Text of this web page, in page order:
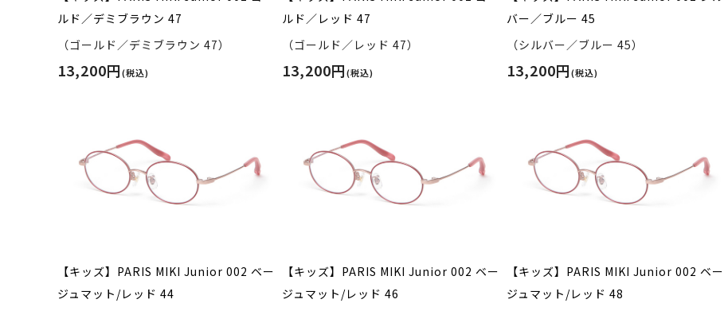
ルド／デミブラウン 47
（ゴールド／デミブラウン 47）
13,200円(税込)
ルド／レッド 47
（ゴールド／レッド 47）
13,200円(税込)
バー／ブルー 45
（シルバー／ブルー 45）
13,200円(税込)
【キッズ】PARIS MIKI Junior 002 ベー
ジュマット/レッド 44
【キッズ】PARIS MIKI Junior 002 ベー
ジュマット/レッド 46
【キッズ】PARIS MIKI Junior 002 ベー
ジュマット/レッド 48